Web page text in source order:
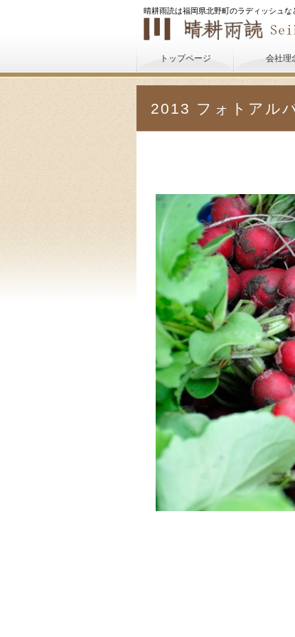
晴耕雨読は福岡県北野町のラディッシュな
2013 フォトアル
トップページ 会社理